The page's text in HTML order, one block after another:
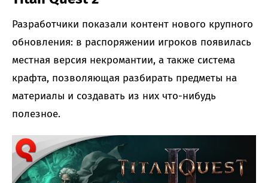
Разработчики показали контент нового крупного
обновления: в распоряжении игроков появилась
местная версия некромантии, а также система
крафта, позволяющая разбирать предметы на
материалы и создавать из них что-нибудь
полезное.